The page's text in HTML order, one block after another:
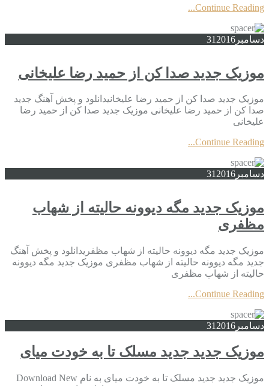
Continue Reading...
دسامبر 31 2016
موزیک جدید صدا کن از حمید رضا علیخانی
موزیک جدید صدا کن از حمید رضا علیخانیدانلود و پخش آهنگ جدید
صدا کن از حمید رضا علیخانی موزیک جدید صدا کن از حمید رضا
علیخانی
Continue Reading...
دسامبر 312016
موزیک جدید مگه دیوونه حالیته از شهاب
مظفری
موزیک جدید مگه دیوونه حالیته از شهاب مظفریدانلود و پخش آهنگ
جدید مگه دیوونه حالیته از شهاب مظفری موزیک جدید مگه دیوونه
حالیته از شهاب مظفری
Continue Reading...
دسامبر 31 2016
موزیک جدید جديد مسلک تا به خودت میای
موزیک جدید جديد مسلک تا به خودت میای به نام Download New